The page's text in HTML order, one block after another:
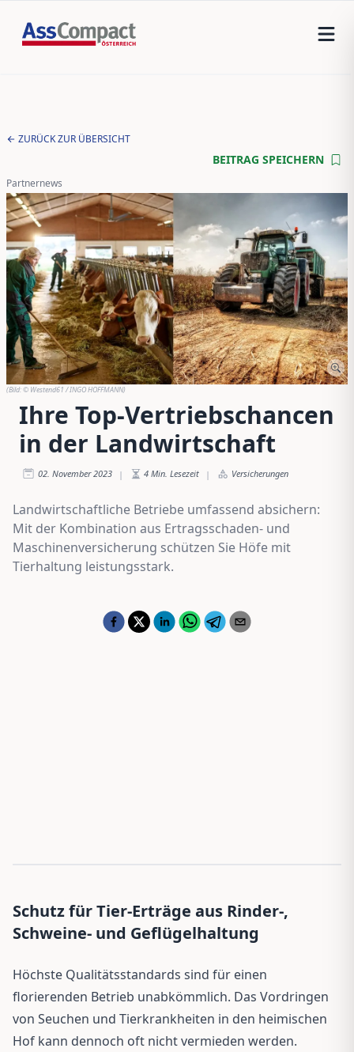
ZURÜCK ZUR ÜBERSICHT
BEITRAG SPEICHERN
Partnernews
(Bild:© Westend61 / INGO HOFFMANN)
Ihre Top-Vertriebschancen
in der Landwirtschaft
02. November 2023 | 4 Min. Lesezeit | Versicherungen
Landwirtschaftliche Betriebe umfassend absichern:
Mit der Kombination aus Ertragsschaden- und
Maschinenversicherung schützen Sie Höfe mit
Tierhaltung leistungsstark.
Schutz für Tier-Erträge aus Rinder-,
Schweine- und Geflügelhaltung
Höchste Qualitätsstandards sind für einen
florierenden Betrieb unabkömmlich. Das Vordringen
von Seuchen und Tierkrankheiten in den heimischen
Hof kann dennoch oft nicht vermieden werden.